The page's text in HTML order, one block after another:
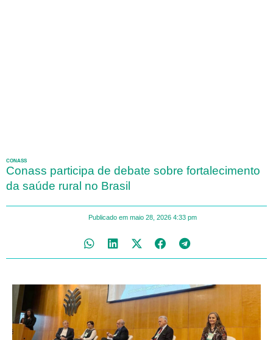
CONASS
Conass participa de debate sobre fortalecimento
da saúde rural no Brasil
Publicado em maio 28, 2026 4:33 pm